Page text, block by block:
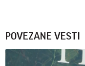
POVEZANE VESTI